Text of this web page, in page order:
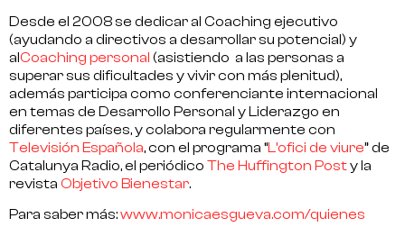
Desde el 2008 se dedicar al Coaching ejecutivo
(ayudando a directivos a desarrollar su potencial) y
alCoaching personal (asistiendo a las personas a
superar sus dificultades y vivir con más plenitud),
además participa como conferenciante internacional
en temas de Desarrollo Personal y Liderazgo en
diferentes países, y colabora regularmente con
Televisión Española, con el programa “L’ofici de viure” de
Catalunya Radio, el periódico The Huffington Posty la
revista Objetivo Bienestar.
Para saber más:www.monicaesgueva.com/quienes